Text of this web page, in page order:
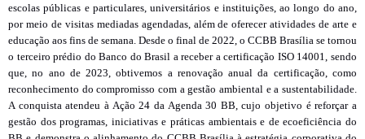
escolas públicas e particulares, universitários e instituições, ao longo do ano,
por meio de visitas mediadas agendadas, além de oferecer atividades de arte e
educação aos fins de semana. Desde o final de 2022, o CCBB Brasília se tornou
o terceiro prédio do Banco do Brasil a receber a certificação ISO 14001, sendo
que, no ano de 2023, obtivemos a renovação anual da certificação, como
reconhecimento do compromisso com a gestão ambiental e a sustentabilidade.
A conquista atendeu à Ação 24 da Agenda 30 BB, cujo objetivo é reforçar a
gestão dos programas, iniciativas e práticas ambientais e de ecoeficiência do